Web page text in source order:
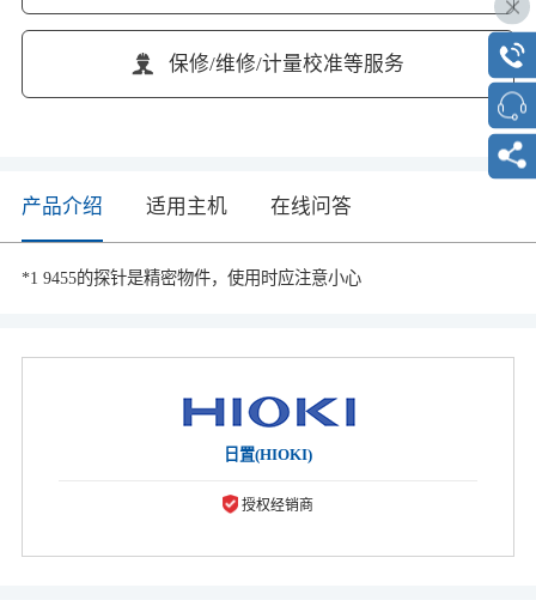
保修/维修/计量校准等服务
产品介绍 适用主机 在线问答
*1 9455的探针是精密物件，使用时应注意小心
日置(HIOKI)
授权经销商